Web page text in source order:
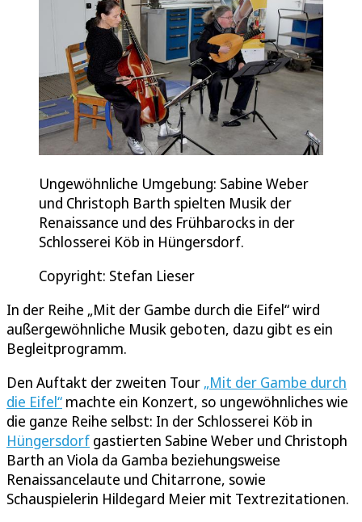
Ungewöhnliche Umgebung: Sabine Weber
und Christoph Barth spielten Musik der
Renaissance und des Frühbarocks in der
Schlosserei Köb in Hüngersdorf.
Copyright: Stefan Lieser
In der Reihe „Mit der Gambe durch die Eifel“ wird
außergewöhnliche Musik geboten, dazu gibt es ein
Begleitprogramm.
Den Auftakt der zweiten Tour „Mit der Gambe durch
die Eifel“ machte ein Konzert, so ungewöhnliches wie
die ganze Reihe selbst: In der Schlosserei Köb in
Hüngersdorf gastierten Sabine Weber und Christoph
Barth an Viola da Gamba beziehungsweise
Renaissancelaute und Chitarrone, sowie
Schauspielerin Hildegard Meier mit Textrezitationen.